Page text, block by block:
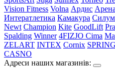
Vision Fitness Volna Ардис Арена
Интератлетика Камакура
Newt Champion Kite GoodLift
Spalding Winner 4FIZJO Cima
ZELART INTEX Cornix
CASNO
Адреси наших магазинів: